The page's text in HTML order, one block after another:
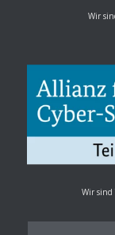
Wir
Wir sind